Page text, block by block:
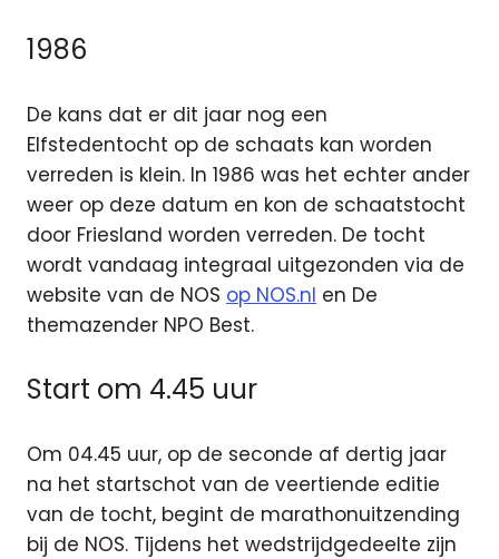
1986
De kans dat er dit jaar nog een
Elfstedentocht op de schaats kan worden
verreden is klein. In 1986 was het echter ander
weer op deze datum en kon de schaatstocht
door Friesland worden verreden. De tocht
wordt vandaag integraal uitgezonden via de
website van de NOS op NOS.nl en De
themazender NPO Best.
Start om 4.45 uur
Om 04.45 uur, op de seconde af dertig jaar
na het startschot van de veertiende editie
van de tocht, begint de marathonuitzending
bij de NOS. Tijdens het wedstrijdgedeelte zijn